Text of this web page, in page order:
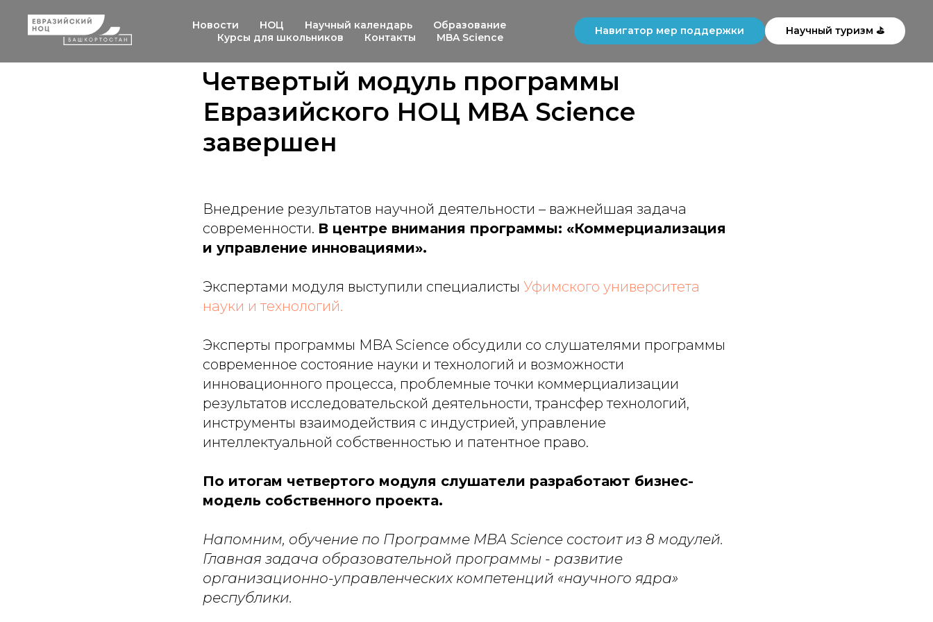
Новости НОЦ Научный календарь
Образование
Курсы для школьников
Контакты MBA Science
Навигатор мер поддержки Научный туризм ⛳
Четвертый модуль программы
Евразийского НОЦ MBA Science
завершен
Внедрение результатов научной деятельности – важнейшая задача
современности. В центре внимания программы: «Коммерциализация
и управление инновациями».
Экспертами модуля выступили специалисты Уфимского университета
науки и технологий.
Эксперты программы MBA Science обсудили со слушателями программы
современное состояние науки и технологий и возможности
инновационного процесса, проблемные точки коммерциализации
результатов исследовательской деятельности, трансфер технологий,
инструменты взаимодействия с индустрией, управление
интеллектуальной собственностью и патентное право.
По итогам четвертого модуля слушатели разработают бизнес-
модель собственного проекта.
Напомним, обучение по Программе MBA Science состоит из 8 модулей.
Главная задача образовательной программы - развитие
организационно-управленческих компетенций «научного ядра»
республики.